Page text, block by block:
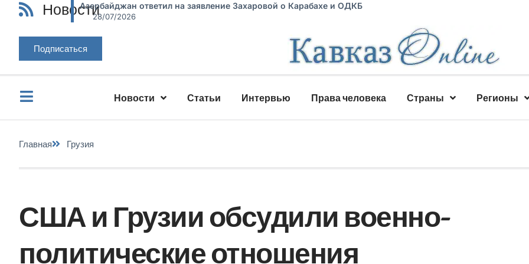
НовостиАзербайджан ответил на заявление Захаровой о Карабахе и ОДКБ
28/07/2026
Подписаться
Новости Статьи Интервью Права человека Страны Регионы
Главная Грузия
США и Грузии обсудили военно-
политические отношения